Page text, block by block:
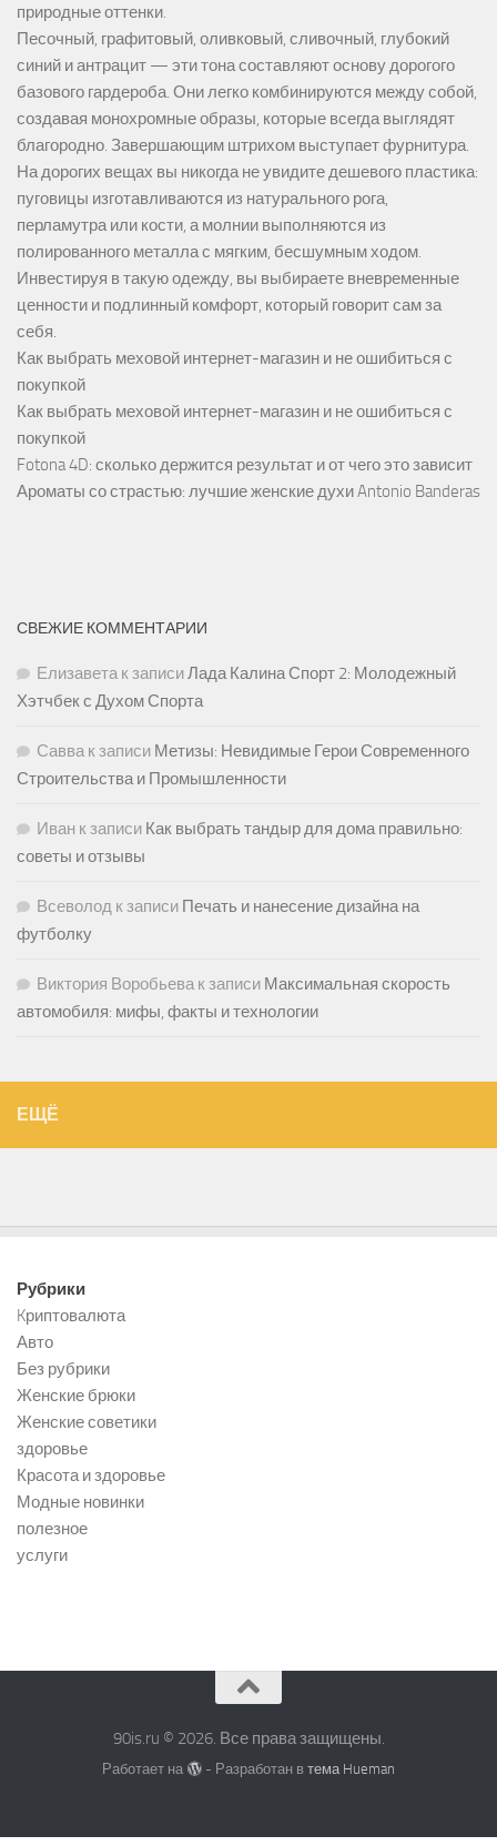
природные оттенки.
Песочный, графитовый, оливковый, сливочный, глубокий
синий и антрацит — эти тона составляют основу дорогого
базового гардероба. Они легко комбинируются между собой,
создавая монохромные образы, которые всегда выглядят
благородно. Завершающим штрихом выступает фурнитура.
На дорогих вещах вы никогда не увидите дешевого пластика:
пуговицы изготавливаются из натурального рога,
перламутра или кости, а молнии выполняются из
полированного металла с мягким, бесшумным ходом.
Инвестируя в такую одежду, вы выбираете вневременные
ценности и подлинный комфорт, который говорит сам за
себя.
Как выбрать меховой интернет-магазин и не ошибиться с
покупкой
Как выбрать меховой интернет-магазин и не ошибиться с
покупкой
Fotona 4D: сколько держится результат и от чего это зависит
Ароматы со страстью: лучшие женские духи Antonio Banderas
СВЕЖИЕ КОММЕНТАРИИ
Елизавета к записи Лада Калина Спорт 2: Молодежный
Хэтчбек с Духом Спорта
Савва к записи Метизы: Невидимые Герои Современного
Строительства и Промышленности
Иван к записи Как выбрать тандыр для дома правильно:
советы и отзывы
Всеволод к записи Печать и нанесение дизайна на
футболку
Виктория Воробьева к записи Максимальная скорость
автомобиля: мифы, факты и технологии
ЕЩЁ
Рубрики
Kриптовалюта
Авто
Без рубрики
Женские брюки
Женские советики
здоровье
Красота и здоровье
Модные новинки
полезное
услуги
90is.ru © 2026. Все права защищены.
Работает на - Разработан в тема Hueman